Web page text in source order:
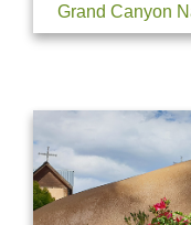
Grand Canyon